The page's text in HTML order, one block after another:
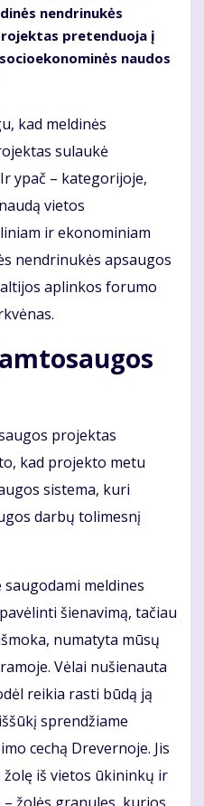
nendrinukės
pretenduoja į
naudos
kad meldinės
sulaukė
ypač – kategorijoje,
vietos
ir ekonominiam
nendrinukės apsaugos
aplinkos forumo
projektas
kad projekto metu
sistema, kuri
darbų tolimesnį
meldines
šienavimą, tačiau
numatyta mūsų
Vėlai nušienauta
reikia rasti būdą ją
sprendžiame
cechą Drevernoje. Jis
iš vietos ūkininkų ir